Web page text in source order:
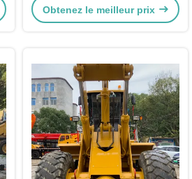
chargeurs de seconde main
Obtenez le meilleur prix